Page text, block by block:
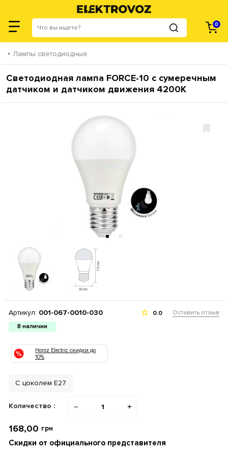
0
Лампы светодиодные
Светодиодная лампа FORCE-10 с сумеречным
датчиком и датчиком движения 4200K
Артикул: 001-067-0010-030
В наличии
0.0 Оставить отзыв
Horoz Electric скидки до
10%
С цоколем Е27
Количество : − +
168,00 грн
Скидки от официального представителя